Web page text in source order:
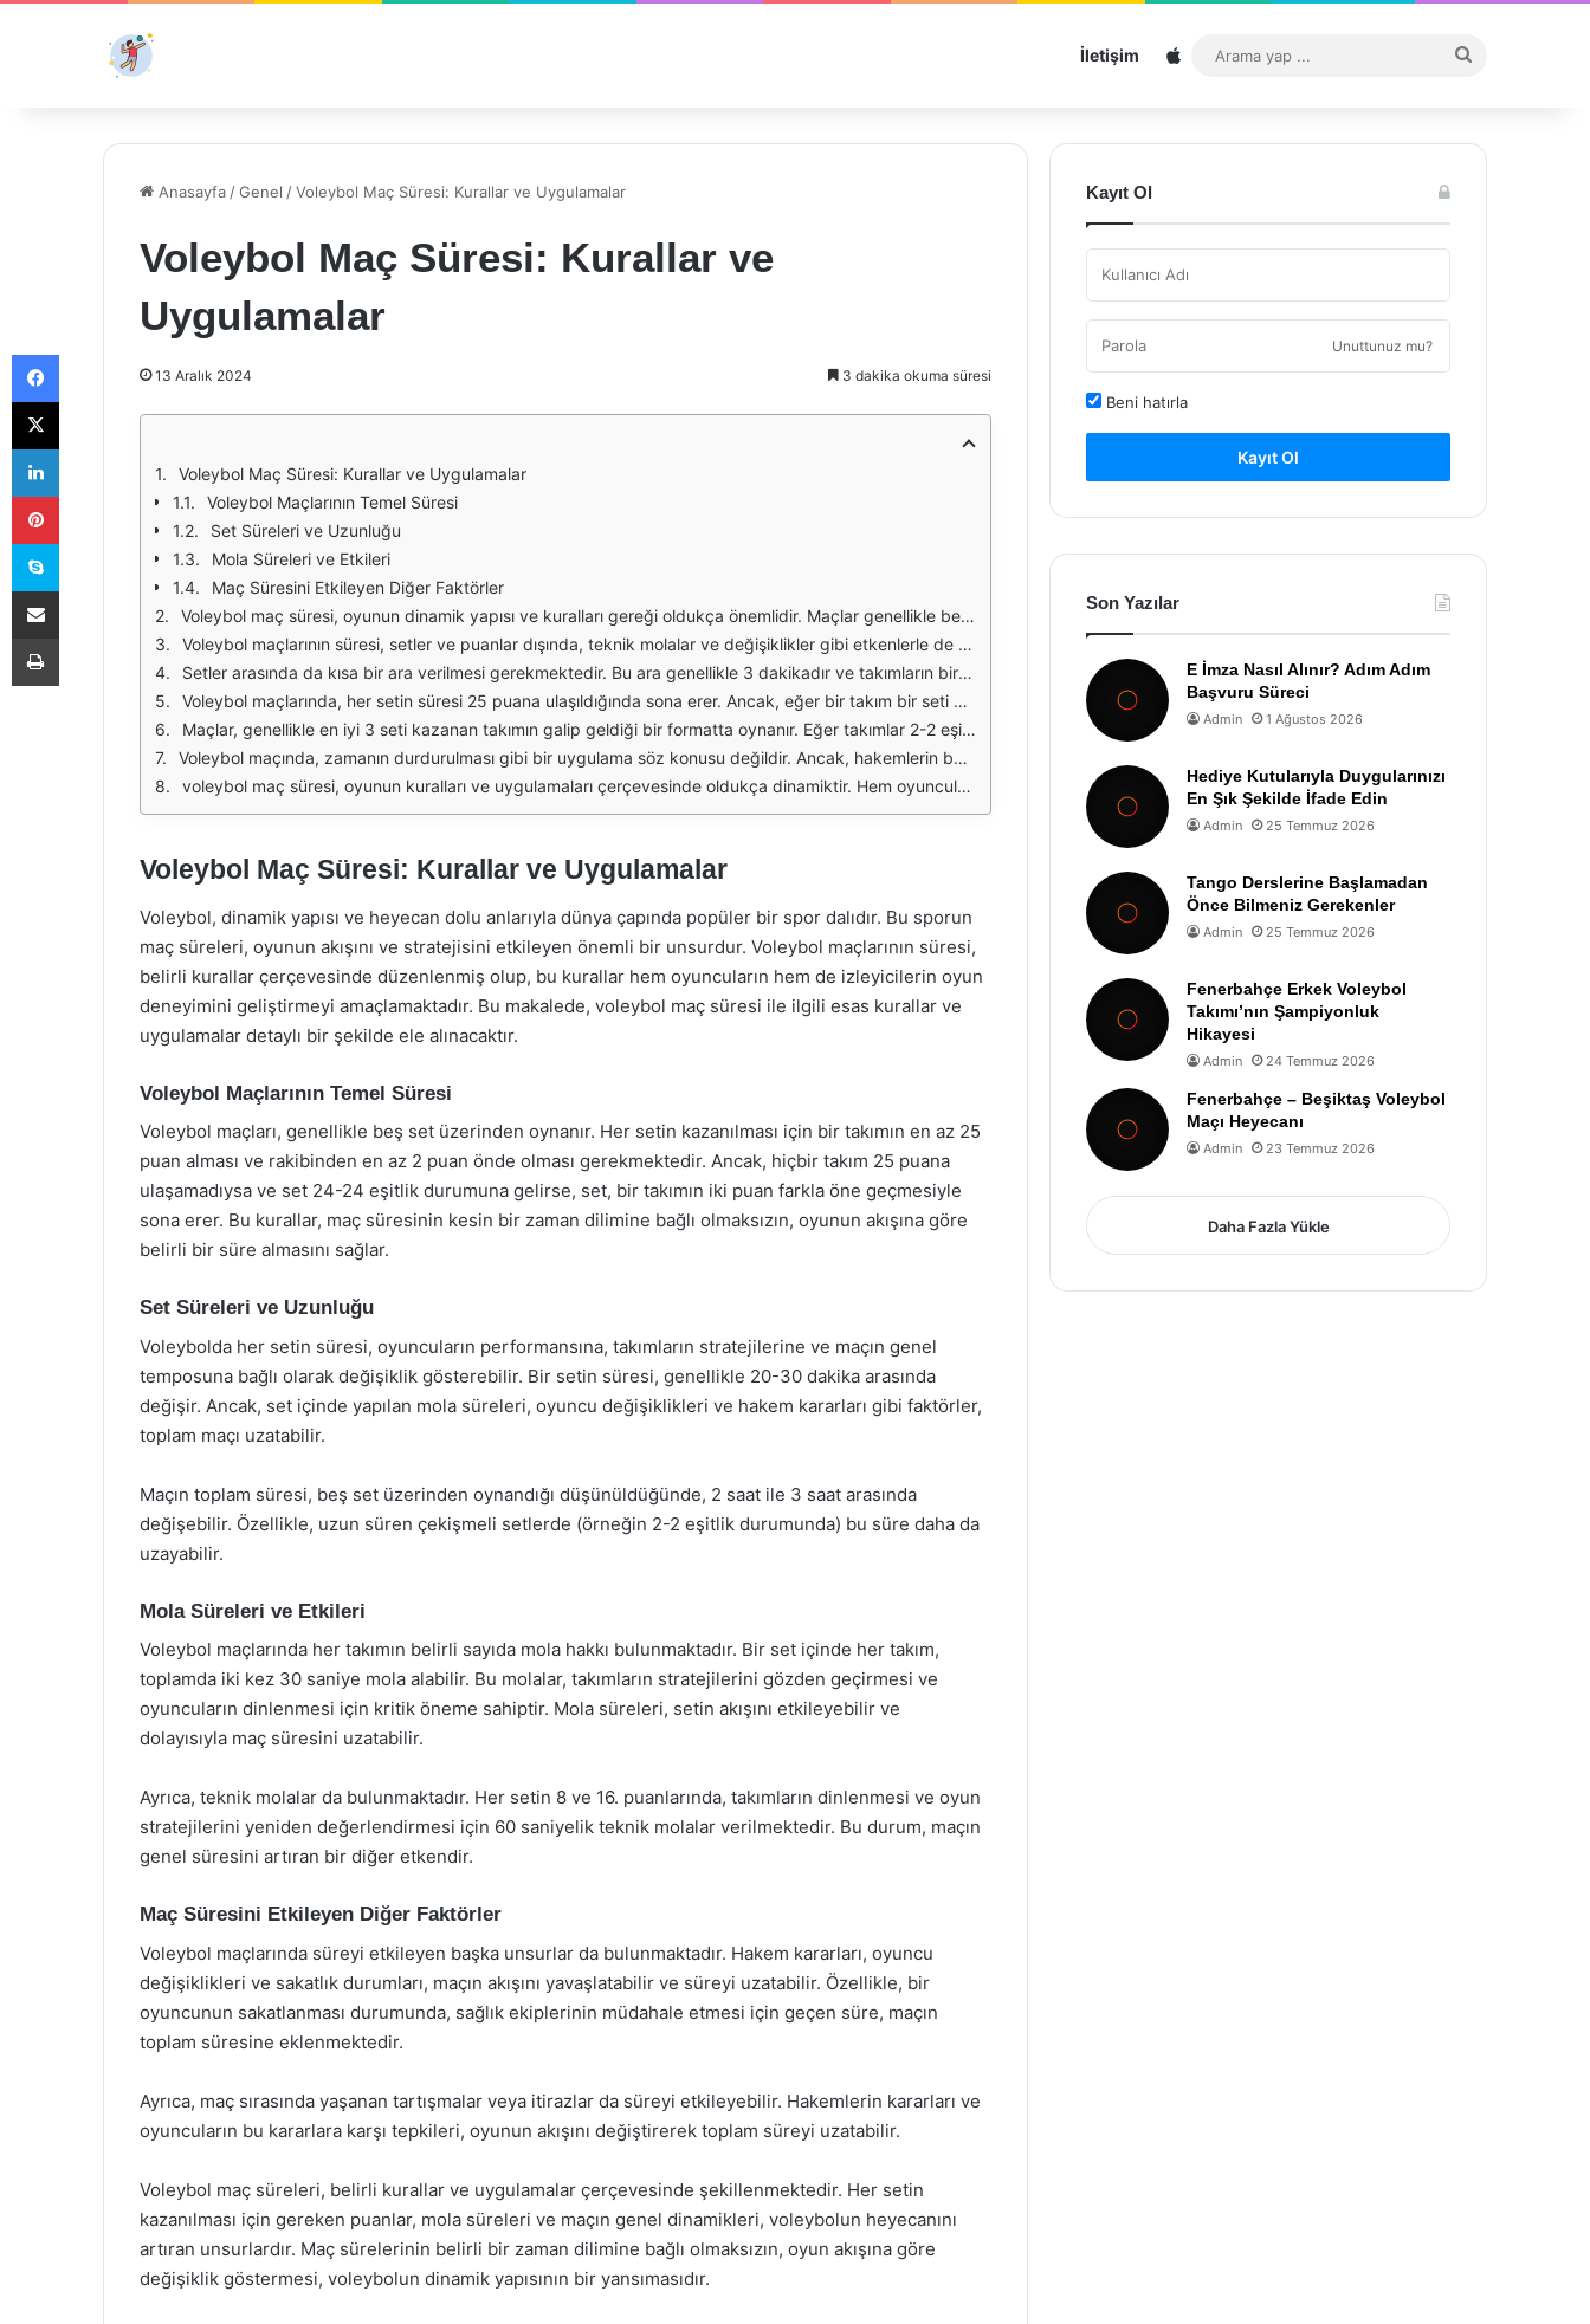
İletişim Sitemap
...
Anasayfa /Genel /Voleybol Maç Süresi: Kurallar ve Uygulamalar
Voleybol Maç Süresi: Kurallar ve
Uygulamalar
13 Aralık 2024 3 dakika okuma süresi
Voleybol Maç Süresi: Kurallar ve Uygulamalar
Voleybol Maçlarının Temel Süresi
Set Süreleri ve Uzunluğu
Mola Süreleri ve Etkileri
Maç Süresini Etkileyen Diğer Faktörler
Voleybol maç süresi, oyunun dinamik yapısı ve kuralları gereği oldukça önemlidir. Maçlar genellikle beş set üzerinden oynanır ve her setin belli bir süre içinde tamamlanması beklenir. Her setin kazanılması için takımların en az 25 puan alması gerekmektedir. Ancak bir setin bitmesi için aradaki puan farkının en az 2 olması şarttır. Yani, eğer iki takım 24-24 eşitliğe gelirse, set, bir takımın 26 puana ulaşması ile sona erer.
Voleybol maçlarının süresi, setler ve puanlar dışında, teknik molalar ve değişiklikler gibi etkenlerle de uzayabilir. Her takım, bir sette iki teknik mola alma hakkına sahiptir. Bu molalar genellikle 30 saniye sürer ve takımların oyun stratejilerini gözden geçirebilmeleri için bir fırsat sunar. Mola süreleri, takımın performansını artırmak ve oyuncuların dinlenmesini sağlamak açısından kritik bir öneme sahiptir.
Setler arasında da kısa bir ara verilmesi gerekmektedir. Bu ara genellikle 3 dakikadır ve takımların bir sonraki sete hazırlanmalarını sağlar. Bu süre zarfında oyuncular, antrenörleriyle birlikte stratejilerini yeniden gözden geçirebilir ve gerekli taktik değişikliklerini yapabilirler. Ayrıca, bu süre zarfında oyuncuların fiziksel olarak dinlenmesi de önemlidir.
Voleybol maçlarında, her setin süresi 25 puana ulaşıldığında sona erer. Ancak, eğer bir takım bir seti kazanmak için karşı takımın 24 puana ulaşmasını beklemek zorunda kalırsa, bu durumda setin süresi uzayabilir. Bu tür durumlar, maçın heyecanını artırır ve izleyicileri daha fazla bağlar. Uzun süren setler, genellikle takımın zihinsel dayanıklılığını da test eder.
Maçlar, genellikle en iyi 3 seti kazanan takımın galip geldiği bir formatta oynanır. Eğer takımlar 2-2 eşitlik durumuna gelirse, son set (beşinci set) 15 puan üzerinden oynanır. Bu setin kazanılması için de yine aradaki puan farkının en az 2 olması gerekmektedir. Bu durum, son setin daha da heyecanlı ve kritik bir hale gelmesine yol açar.
Voleybol maçında, zamanın durdurulması gibi bir uygulama söz konusu değildir. Ancak, hakemlerin belirlediği belirli kurallar çerçevesinde, oyuncuların sakatlanması veya diğer acil durumlar nedeniyle oyun durdurulabilir. Bu tür durumlar, maçın genel süresini etkileyebilir ve genellikle hakemlerin inisiyatifine bırakılır.
voleybol maç süresi, oyunun kuralları ve uygulamaları çerçevesinde oldukça dinamiktir. Hem oyuncular hem de izleyiciler için heyecan verici bir deneyim sunan bu durum, maçın sonucunu belirleyen kritik unsurlar arasında yer almaktadır.
Voleybol Maç Süresi: Kurallar ve Uygulamalar
Voleybol, dinamik yapısı ve heyecan dolu anlarıyla dünya çapında popüler bir spor dalıdır. Bu sporun
maç süreleri, oyunun akışını ve stratejisini etkileyen önemli bir unsurdur. Voleybol maçlarının süresi,
belirli kurallar çerçevesinde düzenlenmiş olup, bu kurallar hem oyuncuların hem de izleyicilerin oyun
deneyimini geliştirmeyi amaçlamaktadır. Bu makalede, voleybol maç süresi ile ilgili esas kurallar ve
uygulamalar detaylı bir şekilde ele alınacaktır.
Voleybol Maçlarının Temel Süresi
Voleybol maçları, genellikle beş set üzerinden oynanır. Her setin kazanılması için bir takımın en az 25
puan alması ve rakibinden en az 2 puan önde olması gerekmektedir. Ancak, hiçbir takım 25 puana
ulaşamadıysa ve set 24-24 eşitlik durumuna gelirse, set, bir takımın iki puan farkla öne geçmesiyle
sona erer. Bu kurallar, maç süresinin kesin bir zaman dilimine bağlı olmaksızın, oyunun akışına göre
belirli bir süre almasını sağlar.
Set Süreleri ve Uzunluğu
Voleybolda her setin süresi, oyuncuların performansına, takımların stratejilerine ve maçın genel
temposuna bağlı olarak değişiklik gösterebilir. Bir setin süresi, genellikle 20-30 dakika arasında
değişir. Ancak, set içinde yapılan mola süreleri, oyuncu değişiklikleri ve hakem kararları gibi faktörler,
toplam maçı uzatabilir.
Maçın toplam süresi, beş set üzerinden oynandığı düşünüldüğünde, 2 saat ile 3 saat arasında
değişebilir. Özellikle, uzun süren çekişmeli setlerde (örneğin 2-2 eşitlik durumunda) bu süre daha da
uzayabilir.
Mola Süreleri ve Etkileri
Voleybol maçlarında her takımın belirli sayıda mola hakkı bulunmaktadır. Bir set içinde her takım,
toplamda iki kez 30 saniye mola alabilir. Bu molalar, takımların stratejilerini gözden geçirmesi ve
oyuncuların dinlenmesi için kritik öneme sahiptir. Mola süreleri, setin akışını etkileyebilir ve
dolayısıyla maç süresini uzatabilir.
Ayrıca, teknik molalar da bulunmaktadır. Her setin 8 ve 16. puanlarında, takımların dinlenmesi ve oyun
stratejilerini yeniden değerlendirmesi için 60 saniyelik teknik molalar verilmektedir. Bu durum, maçın
genel süresini artıran bir diğer etkendir.
Maç Süresini Etkileyen Diğer Faktörler
Voleybol maçlarında süreyi etkileyen başka unsurlar da bulunmaktadır. Hakem kararları, oyuncu
değişiklikleri ve sakatlık durumları, maçın akışını yavaşlatabilir ve süreyi uzatabilir. Özellikle, bir
oyuncunun sakatlanması durumunda, sağlık ekiplerinin müdahale etmesi için geçen süre, maçın
toplam süresine eklenmektedir.
Ayrıca, maç sırasında yaşanan tartışmalar veya itirazlar da süreyi etkileyebilir. Hakemlerin kararları ve
oyuncuların bu kararlara karşı tepkileri, oyunun akışını değiştirerek toplam süreyi uzatabilir.
Voleybol maç süreleri, belirli kurallar ve uygulamalar çerçevesinde şekillenmektedir. Her setin
kazanılması için gereken puanlar, mola süreleri ve maçın genel dinamikleri, voleybolun heyecanını
artıran unsurlardır. Maç sürelerinin belirli bir zaman dilimine bağlı olmaksızın, oyun akışına göre
değişiklik göstermesi, voleybolun dinamik yapısının bir yansımasıdır.
Kayıt Ol
Unuttunuz mu?
Beni hatırla
Kayıt Ol
Son Yazılar
E İmza Nasıl Alınır? Adım Adım
Başvuru Süreci
Admin 1 Ağustos 2026
Hediye Kutularıyla Duygularınızı
En Şık Şekilde İfade Edin
Admin 25 Temmuz 2026
Tango Derslerine Başlamadan
Önce Bilmeniz Gerekenler
Admin 25 Temmuz 2026
Fenerbahçe Erkek Voleybol
Takımı’nın Şampiyonluk
Hikayesi
Admin 24 Temmuz 2026
Fenerbahçe – Beşiktaş Voleybol
Maçı Heyecanı
Admin 23 Temmuz 2026
Daha Fazla Yükle
Facebook
X
LinkedIn
Pinterest
Skype
E-Posta ile paylaş